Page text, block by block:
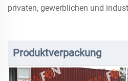
privaten, gewerblichen und
Produktverpackung